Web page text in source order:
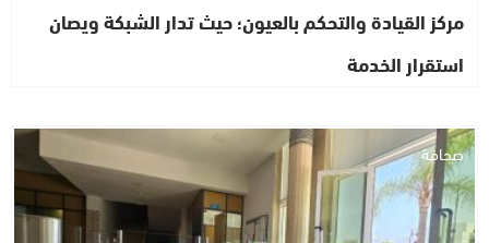
مركز القيادة والتحكم بالعيون؛ حيث تدار الشبكة ويصان
استقرار الخدمة
صحافة